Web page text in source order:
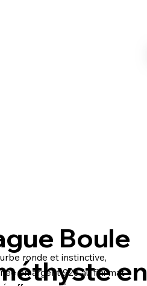
Boule
en
ronde et instinctive,
en argent 925 au fini mat